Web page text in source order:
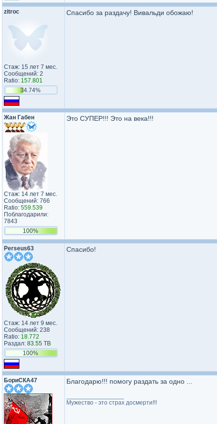
zitroc
Стаж: 15 лет 7 мес.
Сообщений: 2
Ratio: 157.801
34.74%
Спасибо за раздачу! Вивальди обожаю!
Жан Габен
Стаж: 14 лет 7 мес.
Сообщений: 766
Ratio: 559.539
Поблагодарили:
7843
100%
Это СУПЕР!!! Это на века!!!
Perseus63
Стаж: 14 лет 9 мес.
Сообщений: 238
Ratio: 18.772
Раздал: 83.55 TB
100%
Спасибо!
БориСКА47 Благодарю!!! помогу раздать за одно ...
Мужество - это страх досмерти!!!